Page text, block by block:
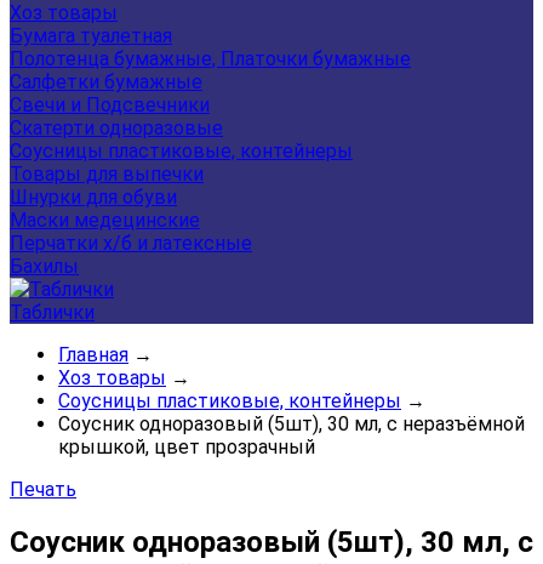
Хоз товары
Бумага туалетная
Полотенца бумажные, Платочки бумажные
Салфетки бумажные
Свечи и Подсвечники
Скатерти одноразовые
Соусницы пластиковые, контейнеры
Товары для выпечки
Шнурки для обуви
Маски медецинские
Перчатки х/б и латексные
Бахилы
Таблички
Главная →
Хоз товары →
Соусницы пластиковые, контейнеры →
Соусник одноразовый (5шт), 30 мл, с неразъёмной
крышкой, цвет прозрачный
Печать
Соусник одноразовый (5шт), 30 мл, с